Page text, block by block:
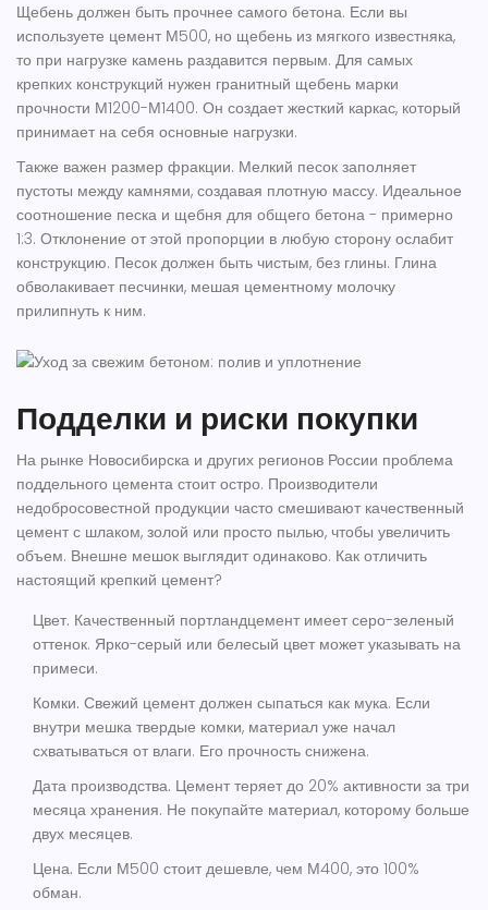
Щебень должен быть прочнее самого бетона. Если вы
используете цемент М500, но щебень из мягкого известняка,
то при нагрузке камень раздавится первым. Для самых
крепких конструкций нужен гранитный щебень марки
прочности М1200-М1400. Он создает жесткий каркас, который
принимает на себя основные нагрузки.
Также важен размер фракции. Мелкий песок заполняет
пустоты между камнями, создавая плотную массу. Идеальное
соотношение песка и щебня для общего бетона - примерно
1:3. Отклонение от этой пропорции в любую сторону ослабит
конструкцию. Песок должен быть чистым, без глины. Глина
обволакивает песчинки, мешая цементному молочку
прилипнуть к ним.
Подделки и риски покупки
На рынке Новосибирска и других регионов России проблема
поддельного цемента стоит остро. Производители
недобросовестной продукции часто смешивают качественный
цемент с шлаком, золой или просто пылью, чтобы увеличить
объем. Внешне мешок выглядит одинаково. Как отличить
настоящий крепкий цемент?
Цвет. Качественный портландцемент имеет серо-зеленый
оттенок. Ярко-серый или белесый цвет может указывать на
примеси.
Комки. Свежий цемент должен сыпаться как мука. Если
внутри мешка твердые комки, материал уже начал
схватываться от влаги. Его прочность снижена.
Дата производства. Цемент теряет до 20% активности за три
месяца хранения. Не покупайте материал, которому больше
двух месяцев.
Цена. Если М500 стоит дешевле, чем М400, это 100%
обман.